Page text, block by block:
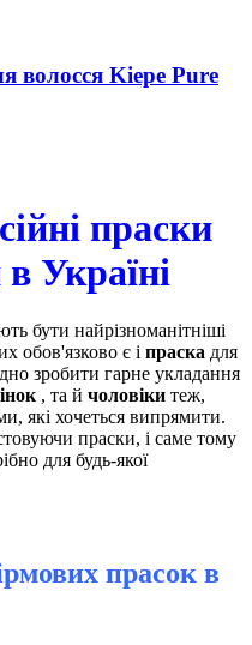
волосся Kiepe Pure
праски
Україні
бути найрізноманітніші
обов'язково є і праска для
зробити гарне укладання
, та й чоловіки теж,
які хочеться випрямити.
праски, і саме тому
для будь-якої
прасок в